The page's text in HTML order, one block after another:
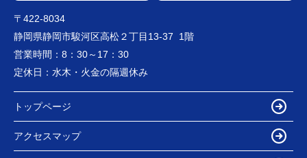
〒422-8034
静岡県静岡市駿河区高松２丁目13-37 1階
営業時間： 8：30～17：30
定休日： 水木・火金の隔週休み
トップページ
アクセスマップ